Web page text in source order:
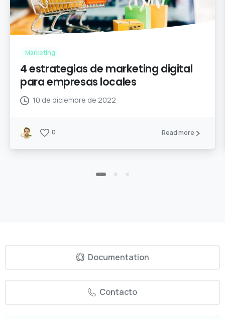
Marketing
4 estrategias de marketing digital
para empresas locales
10 de diciembre de 2022
0 Read more
Documentation
Contacto